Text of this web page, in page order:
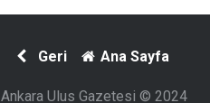
Geri Ana Sayfa
Ankara Ulus Gazetesi © 2024